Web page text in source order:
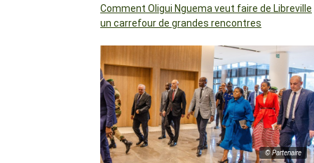
Comment Oligui Nguema veut faire de Libreville
un carrefour de grandes rencontres
© Partenaire